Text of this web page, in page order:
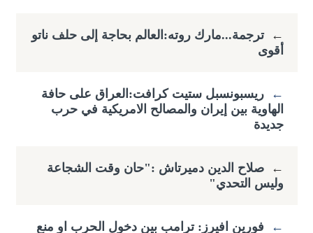
← ترجمة...مارك روته:العالم بحاجة إلى حلف ناتو
أقوى
←
ريسبونسبل ستيت كرافت:العراق على حافة
الهاوية بين إيران والمصالح الامريكية في حرب
جديدة
←
صلاح الدين دميرتاش :"حان وقت الشجاعة
وليس التحدي"
← فورين افيرز: ترامب بين دخول الحرب او منع